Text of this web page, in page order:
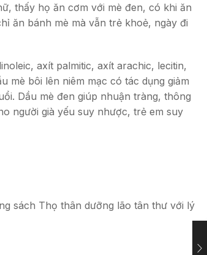
thấy họ ăn cơm với mè đen, có khi ăn
ăn bánh mè mà vẫn trẻ khoẻ, ngày đi
axít palmitic, axít arachic, lecitin,
mè bôi lên niêm mạc có tác dụng giảm
Dầu mè đen giúp nhuận tràng, thông
người già yếu suy nhược, trẻ em suy
sách Thọ thân dưỡng lão tân thư với lý